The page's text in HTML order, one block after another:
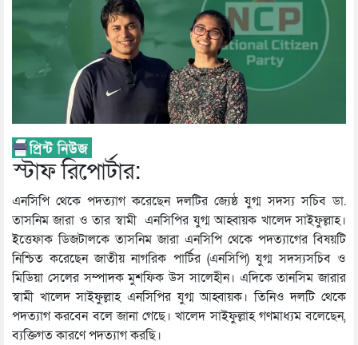
স্টাফ রিপোর্টার:
এনসিপি থেকে পদত্যাগ করেছেন দলটির জ্যেষ্ঠ যুগ্ম সদস্য সচিব ডা.
তাসনিম জারা ও তার স্বামী এনসিপির যুগ্ম আহ্বায়ক খালেদ সাইফুল্লাহ।
ইত্তেফাক ডিজটালকে তাসনিম জারা এনসিপি থেকে পদত্যাগের বিষয়টি
নিশ্চিত করেছেন জাতীয় নাগরিক পার্টির (এনসিপি) যুগ্ম সদস্যসচিব ও
মিডিয়া সেলের সম্পাদক মুশফিক উস সালেহীন। এদিকে তানসিম জারার
স্বামী খালেদ সাইফুল্লাহ এনসিপির যুগ্ম আহ্বায়ক। তিনিও দলটি থেকে
পদত্যাগ করবেন বলে জানা গেছে। খালেদ সাইফুল্লাহ গণমাধ্যম বলেছেন,
ব্যক্তিগত কারণে পদত্যাগ করছি।